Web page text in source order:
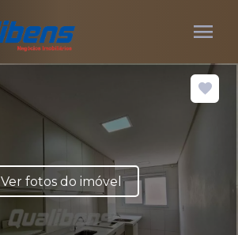
menu
Ver fotos do imóvel